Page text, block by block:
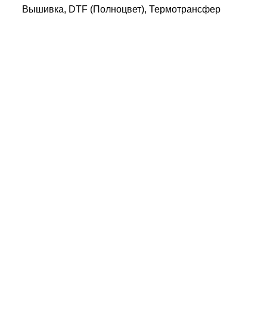
Вышивка, DTF (Полноцвет), Термотрансфер